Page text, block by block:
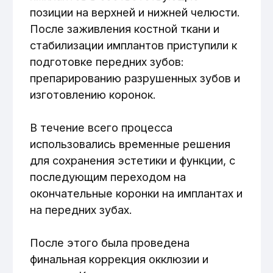
очаги боли и дискомфорта. Пациентка
отмечает улучшение самочувствия,
восстановление пережёвывания пищи,
эстетичный внешний вид зубов, что
положительно влияет на качество
жизни и общую психологическую
комфортность в общении.